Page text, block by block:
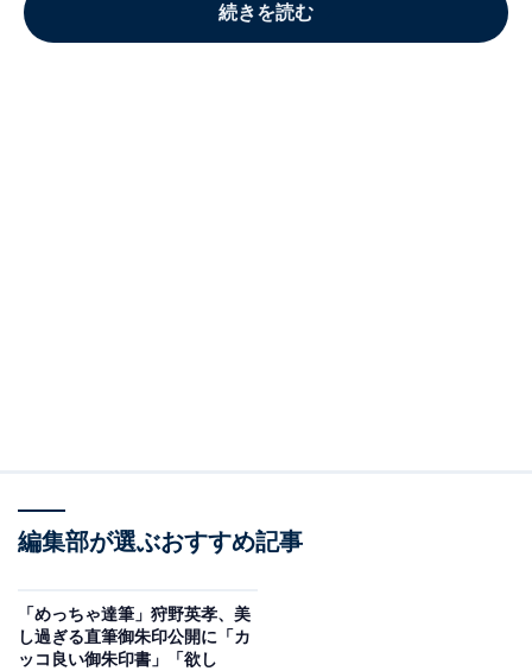
続きを読む
編集部が選ぶおすすめ記事
「めっちゃ達筆」狩野英孝、美
し過ぎる直筆御朱印公開に「カ
ッコ良い御朱印書」「欲し